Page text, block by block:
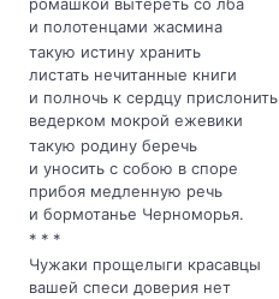
и полотенцами жасмина
такую истину хранить
листать нечитанные книги
и полночь к сердцу прислонить
ведерком мокрой ежевики
такую родину беречь
и уносить с собою в споре
прибоя медленную речь
и бормотанье Черноморья.
* * *
Чужаки прощелыги красавцы
вашей спеси доверия нет